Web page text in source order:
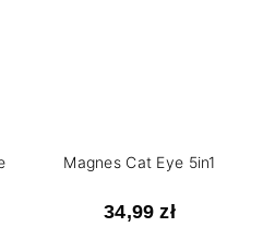
Magnes Cat Eye 5in1
34,99 zł